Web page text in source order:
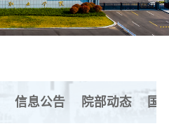
信息公告 院部动态 国